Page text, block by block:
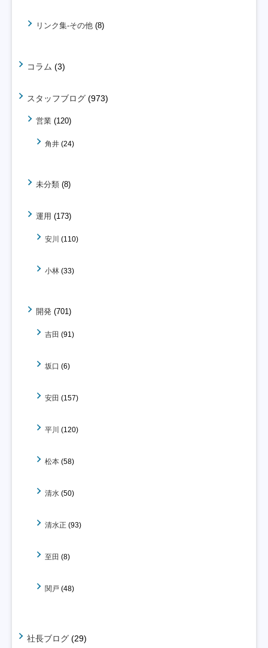
リンク集-その他 (8)
コラム (3)
スタッフブログ (973)
営業 (120)
角井 (24)
未分類 (8)
運用 (173)
安川 (110)
小林 (33)
開発 (701)
吉田 (91)
坂口 (6)
安田 (157)
平川 (120)
松本 (58)
清水 (50)
清水正 (93)
至田 (8)
関戸 (48)
社長ブログ (29)